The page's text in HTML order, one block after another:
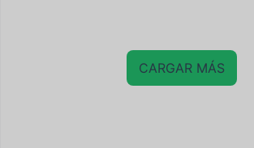
CARGAR MÁS